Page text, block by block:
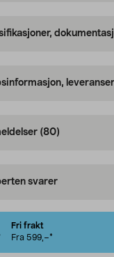
(80)
svarer
Fri frakt
Fra 599,–*